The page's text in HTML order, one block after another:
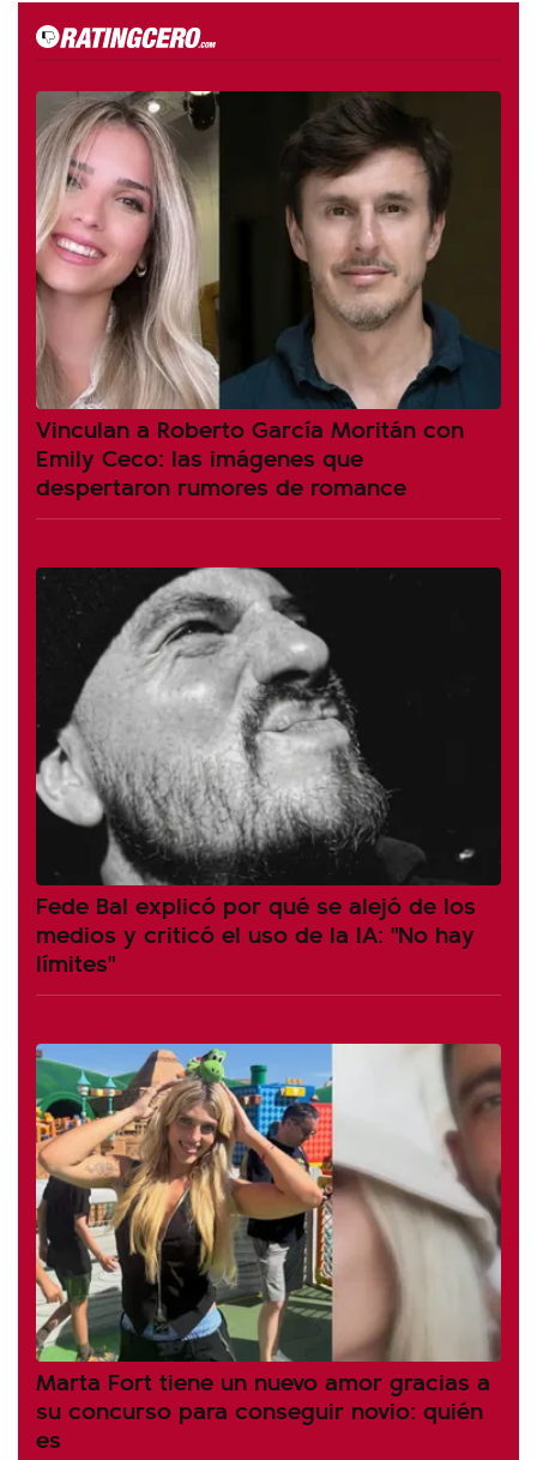
Vinculan a Roberto García Moritán con
Emily Ceco: las imágenes que
despertaron rumores de romance
Fede Bal explicó por qué se alejó de los
medios y criticó el uso de la IA: "No hay
límites"
Marta Fort tiene un nuevo amor gracias a
su concurso para conseguir novio: quién
es